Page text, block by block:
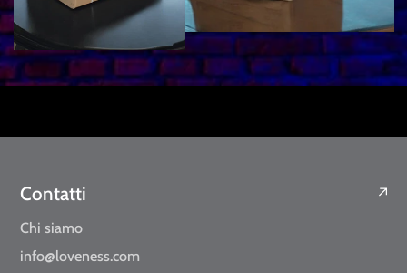
Contatti
Chi siamo
info@loveness.com